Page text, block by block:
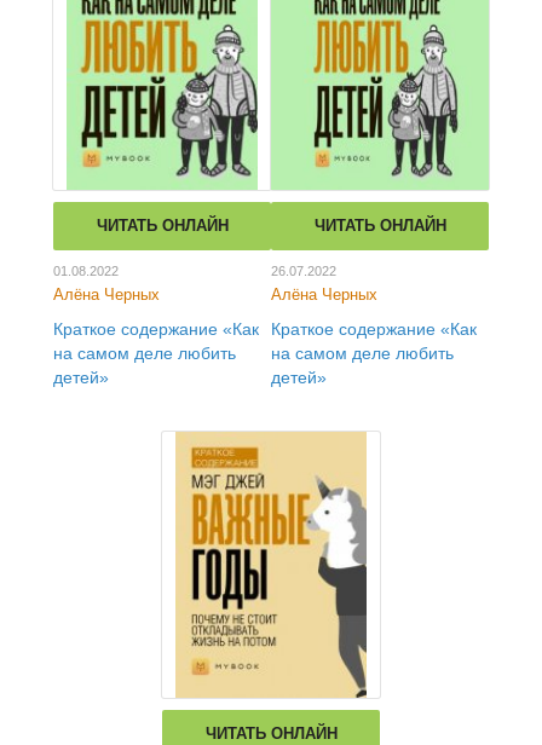
ЧИТАТЬ ОНЛАЙН
01.08.2022
Алёна Черных
Краткое содержание «Как
на самом деле любить
детей»
ЧИТАТЬ ОНЛАЙН
26.07.2022
Алёна Черных
Краткое содержание «Как
на самом деле любить
детей»
ЧИТАТЬ ОНЛАЙН